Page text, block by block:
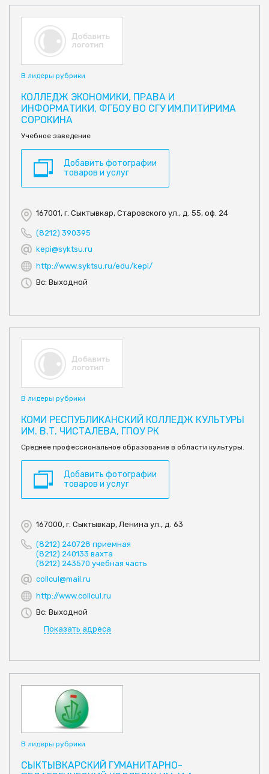
В лидеры рубрики
КОЛЛЕДЖ ЭКОНОМИКИ, ПРАВА И
ИНФОРМАТИКИ, ФГБОУ ВО СГУ ИМ.ПИТИРИМА
СОРОКИНА
Учебное заведение
Добавить фотографии
товаров и услуг
167001, г. Сыктывкар, Старовского ул., д. 55, оф. 24
(8212) 390395
kepi@syktsu.ru
http://www.syktsu.ru/edu/kepi/
Вс: Выходной
В лидеры рубрики
КОМИ РЕСПУБЛИКАНСКИЙ КОЛЛЕДЖ КУЛЬТУРЫ
ИМ. В.Т. ЧИСТАЛЕВА, ГПОУ РК
Среднее профессиональное образование в области культуры.
Добавить фотографии
товаров и услуг
167000, г. Сыктывкар, Ленина ул., д. 63
(8212) 240728 приемная
(8212) 240133 вахта
(8212) 243570 учебная часть
collcul@mail.ru
http://www.collcul.ru
Вс: Выходной
Показать адреса
В лидеры рубрики
СЫКТЫВКАРСКИЙ ГУМАНИТАРНО-